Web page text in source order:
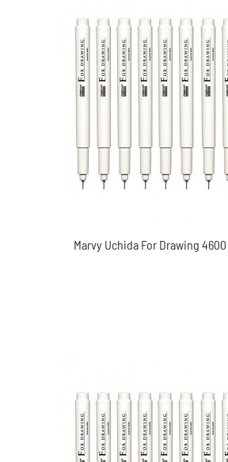
Marvy Uchida For Drawing